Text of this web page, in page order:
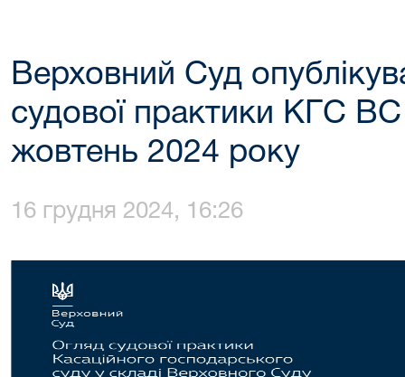
Верховний Суд
судової практики КГС
жовтень 2024 року
16 грудня 2024, 16:26